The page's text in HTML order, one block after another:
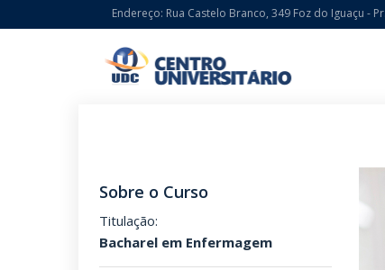
Endereço: Rua Castelo Branco, 349 Foz do Iguaçu - Pr.
Sobre o Curso
Titulação:
Bacharel em Enfermagem